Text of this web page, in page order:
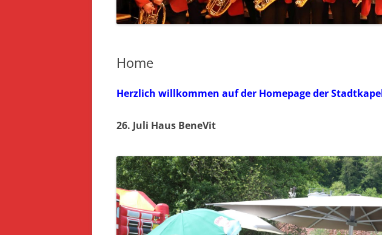
TENORHÖRNER
Home
Herzlich willkommen auf der Homepage der
26. Juli Haus BeneVit